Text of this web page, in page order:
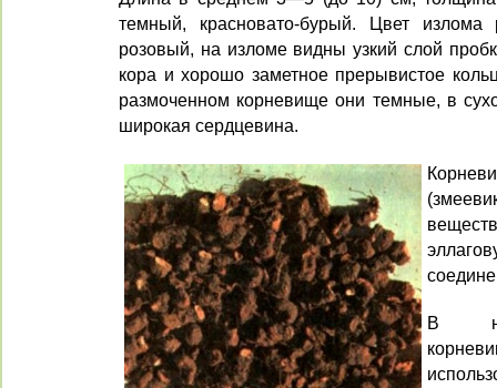
темный, красновато-бурый. Цвет излома
розовый, на изломе вид­ны узкий слой
кора и хорошо заметное прерывистое
размоченном корневище они темные, в
широкая сердцевина.
В